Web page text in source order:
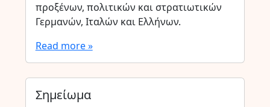
προξένων, πολιτικών και στρατιωτικών
Γερμανών, Ιταλών και Ελλήνων.
Read more »
Σημείωμα